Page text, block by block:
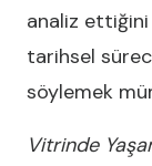
analiz
tarihsel
söylemek
Vitrinde